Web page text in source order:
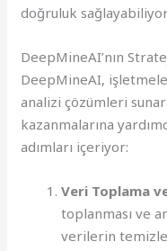
doğruluk
DeepMineAI’nın
DeepMineAI,
analizi çözümleri
kazanmalarına
adımları içeriyor:
Veri Toplama
toplanması ve
verilerin